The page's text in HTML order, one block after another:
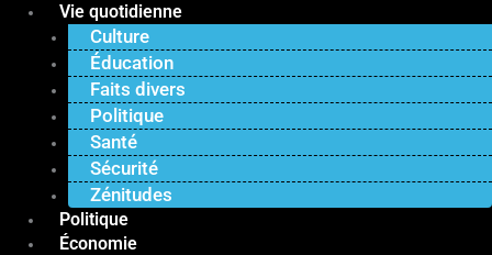
Vie quotidienne
Culture
Éducation
Faits divers
Politique
Santé
Sécurité
Zénitudes
Politique
Économie